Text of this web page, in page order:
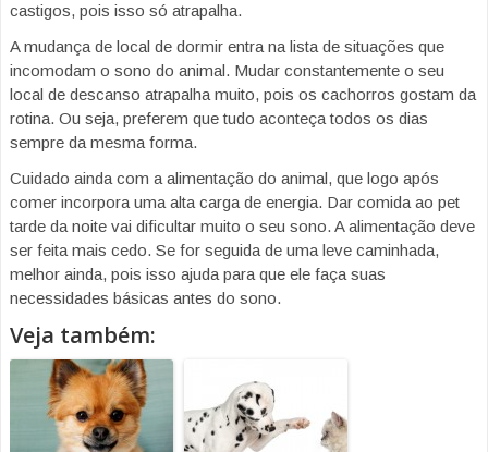
castigos, pois isso só atrapalha.
A mudança de local de dormir entra na lista de situações que
incomodam o sono do animal. Mudar constantemente o seu
local de descanso atrapalha muito, pois os cachorros gostam da
rotina. Ou seja, preferem que tudo aconteça todos os dias
sempre da mesma forma.
Cuidado ainda com a alimentação do animal, que logo após
comer incorpora uma alta carga de energia. Dar comida ao pet
tarde da noite vai dificultar muito o seu sono. A alimentação deve
ser feita mais cedo. Se for seguida de uma leve caminhada,
melhor ainda, pois isso ajuda para que ele faça suas
necessidades básicas antes do sono.
Veja também: